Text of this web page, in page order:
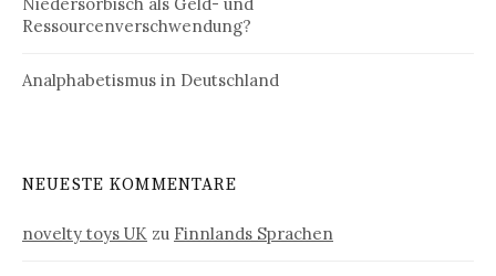
Niedersorbisch als Geld- und
Ressourcenverschwendung?
Analphabetismus in Deutschland
NEUESTE KOMMENTARE
novelty toys UK zu Finnlands Sprachen